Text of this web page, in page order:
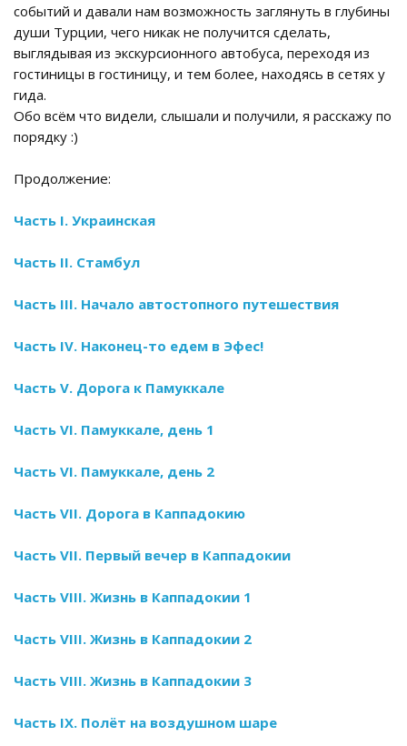
событий и давали нам возможность заглянуть в глубины
души Турции, чего никак не получится сделать,
выглядывая из экскурсионного автобуса, переходя из
гостиницы в гостиницу, и тем более, находясь в сетях у
гида.
Обо всём что видели, слышали и получили, я расскажу по
порядку :)
Продолжение:
Часть I. Украинская
Часть II. Стамбул
Часть III. Начало автостопного путешествия
Часть IV. Наконец-то едем в Эфес!
Часть V. Дорога к Памуккале
Часть VI. Памуккале, день 1
Часть VI. Памуккале, день 2
Часть VII. Дорога в Каппадокию
Часть VII. Первый вечер в Каппадокии
Часть VIII. Жизнь в Каппадокии 1
Часть VIII. Жизнь в Каппадокии 2
Часть VIII. Жизнь в Каппадокии 3
Часть IX. Полёт на воздушном шаре